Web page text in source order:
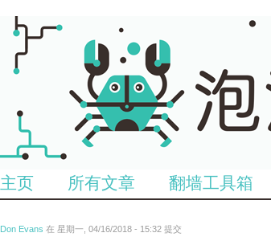
主页 所有文章 翻墙工具箱
Don Evans 在 星期一, 04/16/2018 - 15:32 提交